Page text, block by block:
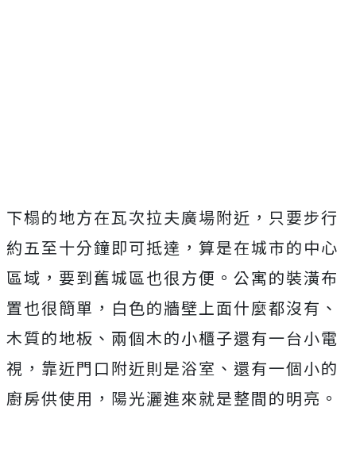
下榻的地方在瓦次拉夫廣場附近，只要步行
約五至十分鐘即可抵達，算是在城市的中心
區域，要到舊城區也很方便。公寓的裝潢布
置也很簡單，白色的牆壁上面什麼都沒有、
木質的地板、兩個木的小櫃子還有一台小電
視，靠近門口附近則是浴室、還有一個小的
廚房供使用，陽光灑進來就是整間的明亮。